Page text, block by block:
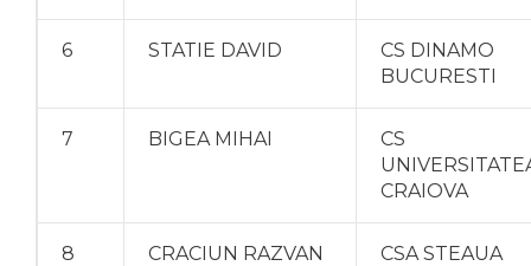
6 STATIE DAVID
CS DINAMO
BUCURESTI
7 BIGEA MIHAI
CS
CRAIOVA
8 CRACIUN RAZVAN
CSA STEAUA